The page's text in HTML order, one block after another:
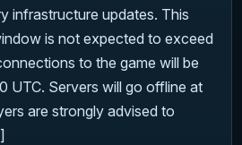
infrastructure updates. This
is not expected to exceed
to the game will be
UTC. Servers will go offline at
are strongly advised to